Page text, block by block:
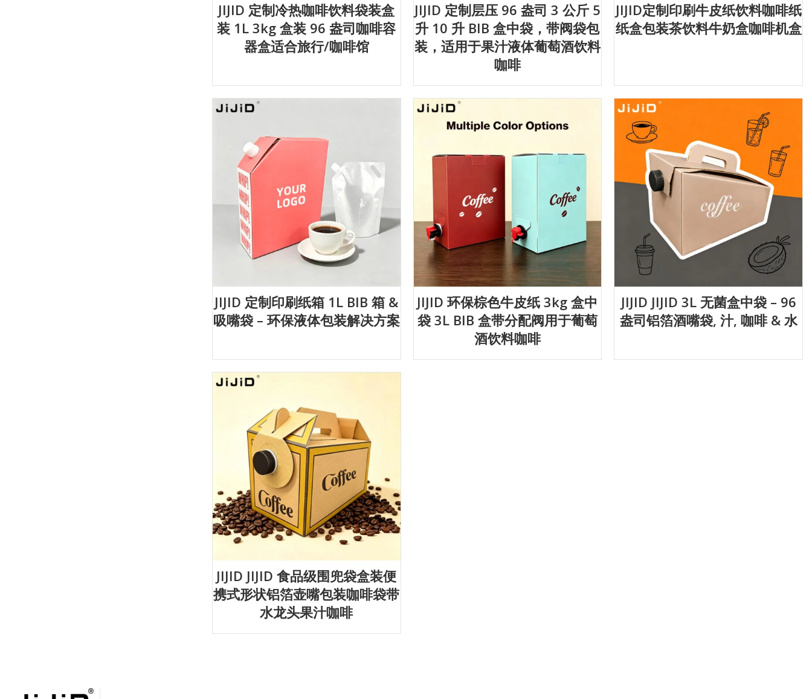
JIJID 定制冷热咖啡饮料袋装盒
装 1L 3kg 盒装 96 盎司咖啡容
器盒适合旅行/咖啡馆
JIJID 定制层压 96 盎司 3 公斤 5
升 10 升 BIB 盒中袋，带阀袋包
装，适用于果汁液体葡萄酒饮料
咖啡
JIJID定制印刷牛皮纸饮料咖啡纸
纸盒包装茶饮料牛奶盒咖啡机盒
JIJID 定制印刷纸箱 1L BIB 箱 &
吸嘴袋 – 环保液体包装解决方案
JIJID 环保棕色牛皮纸 3kg 盒中
袋 3L BIB 盒带分配阀用于葡萄
酒饮料咖啡
JIJID JIJID 3L 无菌盒中袋 – 96
盎司铝箔酒嘴袋, 汁, 咖啡 & 水
JIJID JIJID 食品级围兜袋盒装便
携式形状铝箔壶嘴包装咖啡袋带
水龙头果汁咖啡